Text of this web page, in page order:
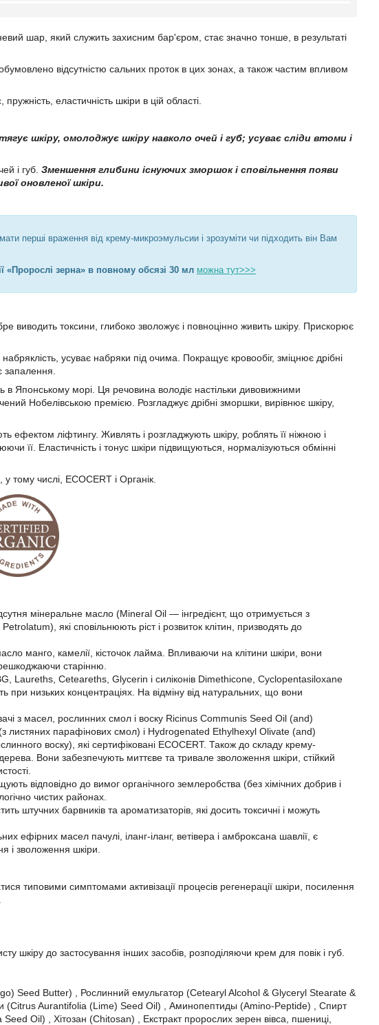
шар, який служить захисним бар'єром, стає значно тонше, в результаті
відсутністю сальних проток в цих зонах, а також частим впливом
пружність, еластичність шкіри в цій області.
шкіру, омолоджує шкіру навколо очей і губ; усуває сліди втоми і
і губ. Зменшення глибини існуючих зморшок і сповільнення появи
оновленої шкіри.
перші враження від крему-микроэмульсии і зрозуміти чи підходить він Вам
«Пророслі зерна» в повному обсязі 30 мл можна тут>>>
токсини, глибоко зволожує і повноцінно живить шкіру. Прискорює
усуває набряки під очима. Покращує кровообіг, зміцнює дрібні
запалення.
Японському морі. Ця речовина володіє настільки дивовижними
Нобелівською премією. Розгладжує дрібні зморшки, вирівнює шкіру,
ефектом ліфтингу. Живлять і розгладжують шкіру, роблять її ніжною і
її. Еластичність і тонус шкіри підвищуються, нормалізуються обмінні
тому числі, ECOCERT і Органік.
мінеральне масло (Mineral Oil — інгредієнт, що отримується з
які сповільнюють ріст і розвиток клітин, призводять до
манго, камелії, кісточок лайма. Впливаючи на клітини шкіри, вони
старінню.
Laureths, Ceteareths, Glycerin і силіконів Dimethicone, Cyclopentasiloxane
низьких концентраціях. На відміну від натуральних, що вони
з масел, рослинних смол і воску Ricinus Communis Seed Oil (and)
парафінових смол) і Hydrogenated Ethylhexyl Olivate (and)
воску), які сертифіковані ECOCERT. Також до складу крему-
Вони забезпечують миттєве та тривале зволоження шкіри, стійкий
відповідно до вимог органічного землеробства (без хімічних добрив і
чистих районах.
штучних барвників та ароматизаторів, які досить токсичні і можуть
ефірних масел пачулі, іланг-іланг, ветівера і амброксана шавлії, є
і зволоження шкіри.
типовими симптомами активізації процесів регенерації шкіри, посилення
шкіру до застосування інших засобів, розподіляючи крем для повік і губ.
Seed Butter) , Рослинний емульгатор (Cetearyl Alcohol & Glyceryl Stearate &
(Citrus Aurantifolia (Lime) Seed Oil) , Аминопептиды (Amino-Peptide) , Спирт
Oil) , Хітозан (Chitosan) , Екстракт пророслих зерен вівса, пшениці,